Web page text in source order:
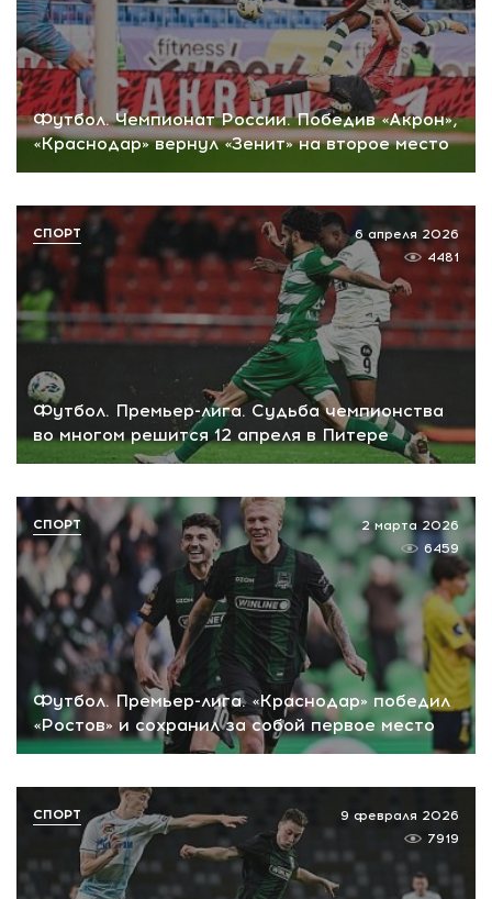
Футбол. Чемпионат России. Победив «Акрон»,
«Краснодар» вернул «Зенит» на второе место
Футбол. Премьер-лига. Судьба чемпионства
во многом решится 12 апреля в Питере
6 апреля 2026
4481
СПОРТ
Футбол. Премьер-лига. «Краснодар» победил
«Ростов» и сохранил за собой первое место
2 марта 2026
6459
СПОРТ
9 февраля 2026
7919
СПОРТ